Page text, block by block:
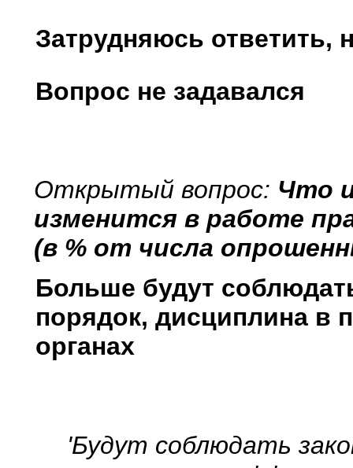
Затрудняюсь ответить,
Вопрос не задавался
Открытый вопрос: Что
изменится в работе
(в % от числа
Больше будут
порядок, дисциплина в
органах
'Будут соблюдать